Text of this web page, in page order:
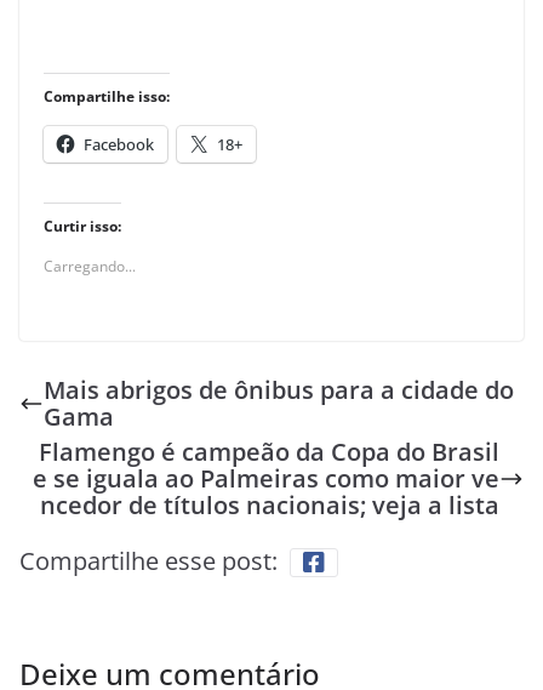
Compartilhe isso:
Facebook 18+
Curtir isso:
Carregando...
Mais abrigos de ônibus para a cidade do
Gama
Flamengo é campeão da Copa do Brasil
e se iguala ao Palmeiras como maior ve
ncedor de títulos nacionais; veja a lista
Compartilhe esse post:
Deixe um comentário